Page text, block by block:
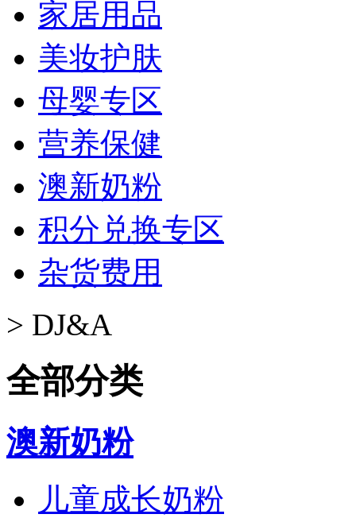
家居用品
美妆护肤
母婴专区
营养保健
澳新奶粉
积分兑换专区
杂货费用
> DJ&A
全部分类
澳新奶粉
儿童成长奶粉